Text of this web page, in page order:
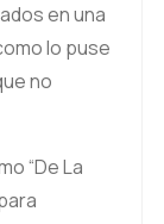
en una
lo puse
no
“De La